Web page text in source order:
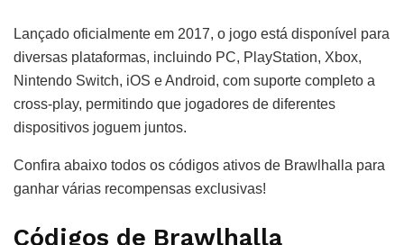
Lançado oficialmente em 2017, o jogo está disponível para
diversas plataformas, incluindo PC, PlayStation, Xbox,
Nintendo Switch, iOS e Android, com suporte completo a
cross-play, permitindo que jogadores de diferentes
dispositivos joguem juntos.
Confira abaixo todos os códigos ativos de Brawlhalla para
ganhar várias recompensas exclusivas!
Códigos de Brawlhalla